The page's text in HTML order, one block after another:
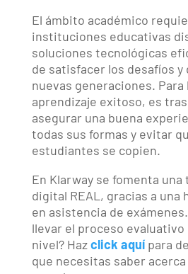
El ámbito académico
instituciones educativas
soluciones tecnológicas
de satisfacer los desafíos y
nuevas generaciones. Para
aprendizaje exitoso, es
asegurar una buena
todas sus formas y evitar
estudiantes se copien.
En Klarway se fomenta
digital REAL, gracias a una
en asistencia de
llevar el proceso evaluativo
nivel? Hazclick aquípara
que necesitas saber